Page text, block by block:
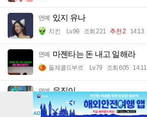
연예 있지 유나
치킨 Lv.99 조회 221 추천 2 14:13
연예 마젠타는 돈 내고 일해라
돌체콜드부르 Lv.79 조회 605 14:11
연예 유진이
케를로스 Lv.86 조회 218 14:11
AD